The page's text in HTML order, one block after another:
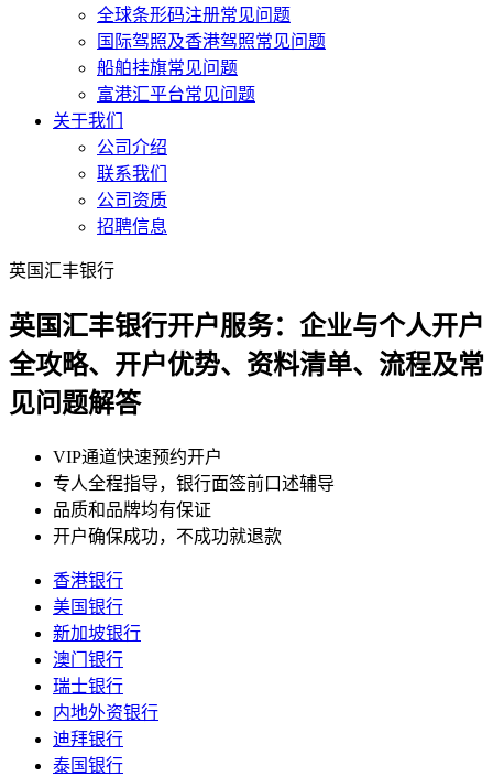
全球条形码注册常见问题
国际驾照及香港驾照常见问题
船舶挂旗常见问题
富港汇平台常见问题
关于我们
公司介绍
联系我们
公司资质
招聘信息
英国汇丰银行
英国汇丰银行开户服务：企业与个人开户
全攻略、开户优势、资料清单、流程及常
见问题解答
VIP通道快速预约开户
专人全程指导，银行面签前口述辅导
品质和品牌均有保证
开户确保成功，不成功就退款
香港银行
美国银行
新加坡银行
澳门银行
瑞士银行
内地外资银行
迪拜银行
泰国银行